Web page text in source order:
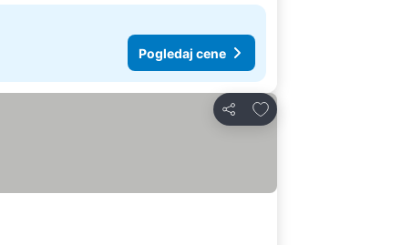
Pogledaj cene
Deli
Dodati u favorite